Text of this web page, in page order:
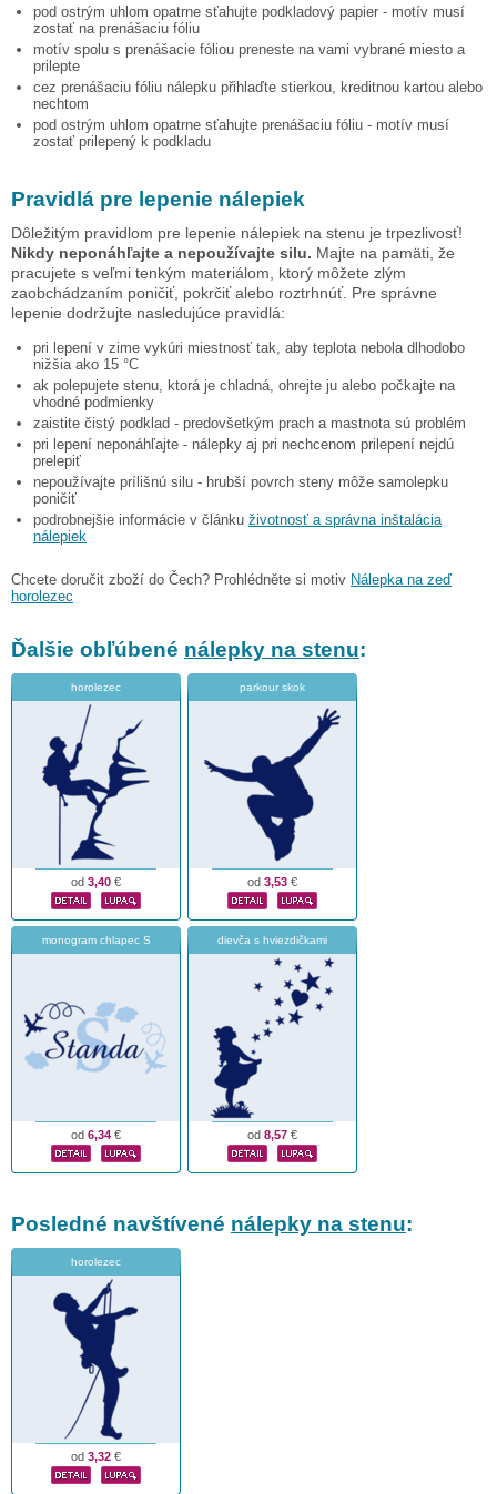
pod ostrým uhlom opatrne sťahujte podkladový papier - motív musí
zostať na prenášaciu fóliu
motív spolu s prenášacie fóliou preneste na vami vybrané miesto a
prilepte
cez prenášaciu fóliu nálepku přihlaďte stierkou, kreditnou kartou alebo
nechtom
pod ostrým uhlom opatrne sťahujte prenášaciu fóliu - motív musí
zostať prilepený k podkladu
Pravidlá pre lepenie nálepiek
Dôležitým pravidlom pre lepenie nálepiek na stenu je trpezlivosť!
Nikdy neponáhľajte a nepoužívajte silu. Majte na pamäti, že
pracujete s veľmi tenkým materiálom, ktorý môžete zlým
zaobchádzaním poničiť, pokrčiť alebo roztrhnúť. Pre správne
lepenie dodržujte nasledujúce pravidlá:
pri lepení v zime vykúri miestnosť tak, aby teplota nebola dlhodobo
nižšia ako 15 °C
ak polepujete stenu, ktorá je chladná, ohrejte ju alebo počkajte na
vhodné podmienky
zaistite čistý podklad - predovšetkým prach a mastnota sú problém
pri lepení neponáhľajte - nálepky aj pri nechcenom prilepení nejdú
prelepiť
nepoužívajte prílišnú silu - hrubší povrch steny môže samolepku
poničiť
podrobnejšie informácie v článku životnosť a správna inštalácia
nálepiek
Chcete doručit zboží do Čech? Prohlédněte si motiv Nálepka na zeď
horolezec
Ďalšie obľúbené nálepky na stenu:
horolezec
od 3,40 €
parkour skok
od 3,53 €
monogram chlapec S
od 6,34 €
dievča s hviezdičkami
od 8,57 €
Posledné navštívené nálepky na stenu:
horolezec
od 3,32 €